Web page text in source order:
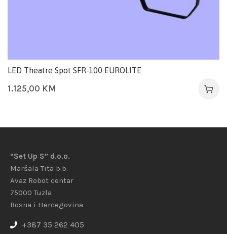
LED Theatre Spot SFR-100 EUROLITE
1.125,00 KM
“Set Up S” d.o.o.
Maršala Tita b.b.
Avaz Robot centar
75000 Tuzla
Bosna i Hercegovina
+387 35 262 405